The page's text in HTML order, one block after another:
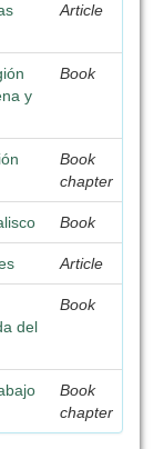
Article
y
Book
Book
chapter
Book
Article
del
Book
Book
chapter